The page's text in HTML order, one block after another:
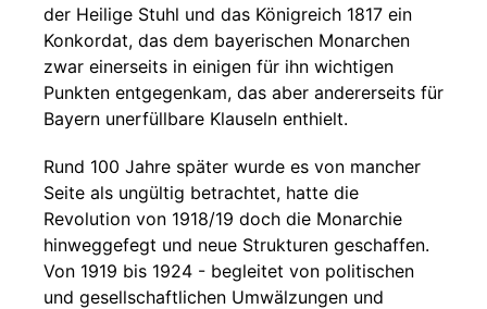
der Heilige Stuhl und das Königreich 1817 ein
Konkordat, das dem bayerischen Monarchen
zwar einerseits in einigen für ihn wichtigen
Punkten entgegenkam, das aber andererseits für
Bayern unerfüllbare Klauseln enthielt.
Rund 100 Jahre später wurde es von mancher
Seite als ungültig betrachtet, hatte die
Revolution von 1918/19 doch die Monarchie
hinweggefegt und neue Strukturen geschaffen.
Von 1919 bis 1924 - begleitet von politischen
und gesellschaftlichen Umwälzungen und